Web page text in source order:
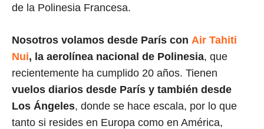
de la Polinesia Francesa.
Nosotros volamos desde París con Air Tahiti
Nui, la aerolínea nacional de Polinesia, que
recientemente ha cumplido 20 años. Tienen
vuelos diarios desde París y también desde
Los Ángeles, donde se hace escala, por lo que
tanto si resides en Europa como en América,